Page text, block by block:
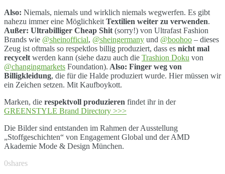
Also: Niemals, niemals und wirklich niemals wegwerfen. Es gibt
nahezu immer eine Möglichkeit Textilien weiter zu verwenden.
Außer: Ultrabilliger Cheap Shit (sorry!) von Ultrafast Fashion
Brands wie @sheinofficial, @sheingermany und @boohoo – dieses
Zeug ist oftmals so respektlos billig produziert, dass es nicht mal
recycelt werden kann (siehe dazu auch die Trashion Doku von
@changingmarkets Foundation). Also: Finger weg von
Billigkleidung, die für die Halde produziert wurde. Hier müssen wir
ein Zeichen setzen. Mit Kaufboykott.
Marken, die respektvoll produzieren findet ihr in der
GREENSTYLE Brand Directory >>>
Die Bilder sind entstanden im Rahmen der Ausstellung
„Stoffgeschichten“ von Engagement Global und der AMD
Akademie Mode & Design München.
0shares